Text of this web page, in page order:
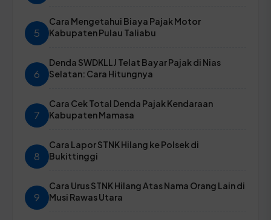
5
Cara Mengetahui Biaya Pajak Motor
Kabupaten Pulau Taliabu
6
Denda SWDKLLJ Telat Bayar Pajak di Nias
Selatan: Cara Hitungnya
7
Cara Cek Total Denda Pajak Kendaraan
Kabupaten Mamasa
8
Cara Lapor STNK Hilang ke Polsek di
Bukittinggi
9
Cara Urus STNK Hilang Atas Nama Orang Lain di
Musi Rawas Utara